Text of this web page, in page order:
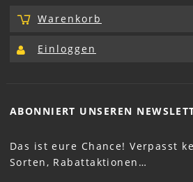
Warenkorb
Einloggen
ABONNIERT UNSEREN
Das ist eure Chance! Verpasst
Sorten, Rabattaktionen…